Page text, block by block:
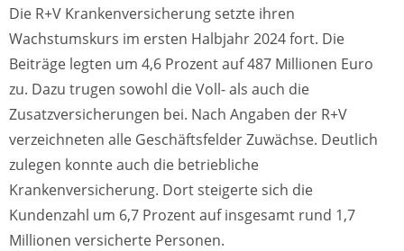
Die R+V Krankenversicherung setzte ihren
Wachstumskurs im ersten Halbjahr 2024 fort. Die
Beiträge legten um 4,6 Prozent auf 487 Millionen Euro
zu. Dazu trugen sowohl die Voll- als auch die
Zusatzversicherungen bei. Nach Angaben der R+V
verzeichneten alle Geschäftsfelder Zuwächse. Deutlich
zulegen konnte auch die betriebliche
Krankenversicherung. Dort steigerte sich die
Kundenzahl um 6,7 Prozent auf insgesamt rund 1,7
Millionen versicherte Personen.